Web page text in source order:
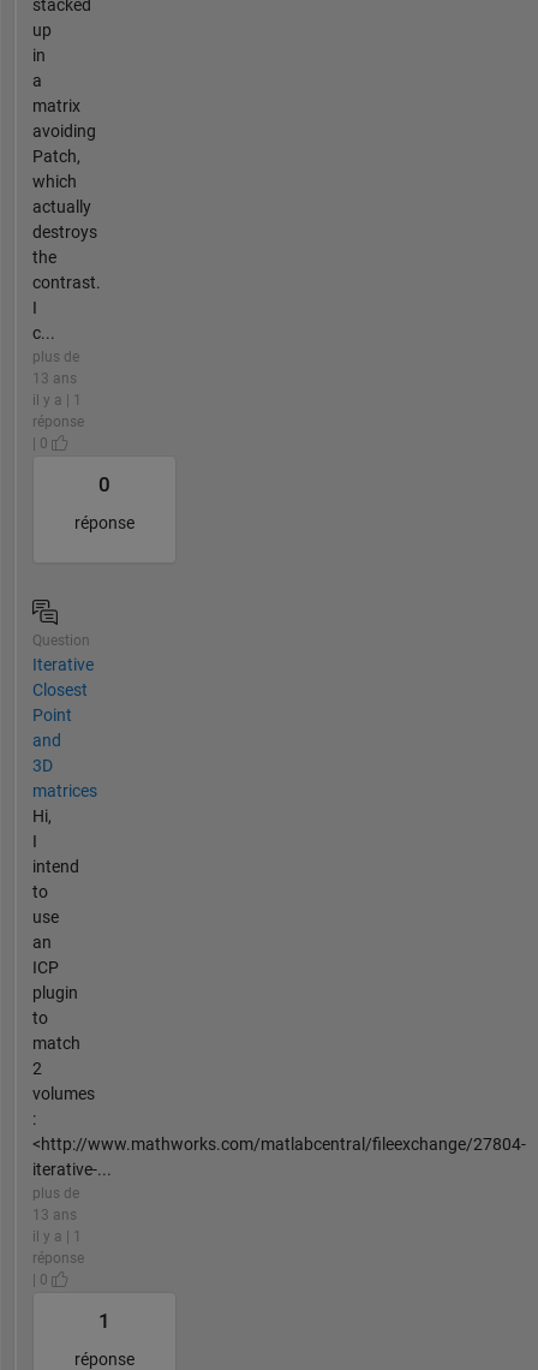
stacked
up
in
a
matrix
avoiding
Patch,
which
actually
destroys
the
contrast.
I
c...
plus de
13 ans
il y a | 1
réponse
| 0
0
réponse
Question
Iterative
Closest
Point
and
3D
matrices
Hi,
I
intend
to
use
an
ICP
plugin
to
match
2
volumes
:
<http://www.mathworks.com/matlabcentral/fileexchange/27804-
iterative-...
plus de
13 ans
il y a | 1
réponse
| 0
1
réponse